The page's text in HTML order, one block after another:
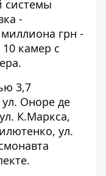
системы
-
грн -
камер с
3,7
ул. Оноре де
К.Маркса,
ул.